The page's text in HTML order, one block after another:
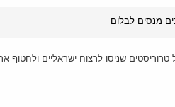
מנסים לבלום
שניסו לרצוח ישראליים ולחטוף